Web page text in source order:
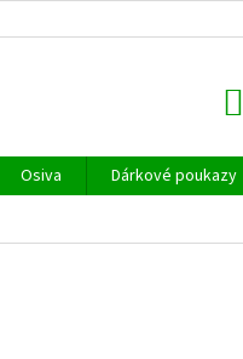
Osiva Dárkové poukazy